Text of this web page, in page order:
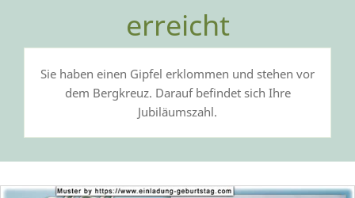
erreicht
Sie haben einen Gipfel erklommen und stehen vor
dem Bergkreuz. Darauf befindet sich Ihre
Jubiläumszahl.